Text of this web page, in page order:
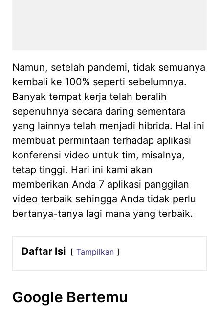
Namun, setelah pandemi, tidak semuanya
kembali ke 100% seperti sebelumnya.
Banyak tempat kerja telah beralih
sepenuhnya secara daring sementara
yang lainnya telah menjadi hibrida. Hal ini
membuat permintaan terhadap aplikasi
konferensi video untuk tim, misalnya,
tetap tinggi. Hari ini kami akan
memberikan Anda 7 aplikasi panggilan
video terbaik sehingga Anda tidak perlu
bertanya-tanya lagi mana yang terbaik.
Daftar Isi Tampilkan
Google Bertemu